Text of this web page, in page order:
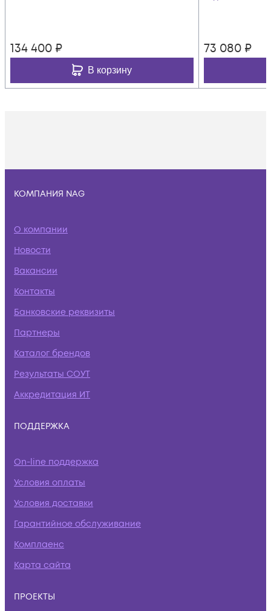
134 400 ₽
В корзину
73 080 ₽
КОМПАНИЯ NAG
О компании
Новости
Вакансии
Контакты
Банковские реквизиты
Партнеры
Каталог брендов
Результаты СОУТ
Аккредитация ИТ
ПОДДЕРЖКА
On-line поддержка
Условия оплаты
Условия доставки
Гарантийное обслуживание
Комплаенс
Карта сайта
ПРОЕКТЫ